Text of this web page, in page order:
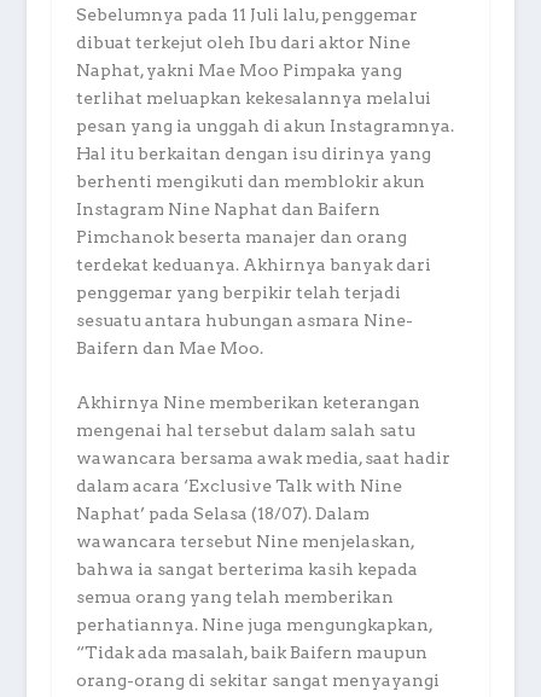
Sebelumnya pada 11 Juli lalu, penggemar
dibuat terkejut oleh Ibu dari aktor Nine
Naphat, yakni Mae Moo Pimpaka yang
terlihat meluapkan kekesalannya melalui
pesan yang ia unggah di akun Instagramnya.
Hal itu berkaitan dengan isu dirinya yang
berhenti mengikuti dan memblokir akun
Instagram Nine Naphat dan Baifern
Pimchanok beserta manajer dan orang
terdekat keduanya. Akhirnya banyak dari
penggemar yang berpikir telah terjadi
sesuatu antara hubungan asmara Nine-
Baifern dan Mae Moo.
Akhirnya Nine memberikan keterangan
mengenai hal tersebut dalam salah satu
wawancara bersama awak media, saat hadir
dalam acara ‘Exclusive Talk with Nine
Naphat’ pada Selasa (18/07). Dalam
wawancara tersebut Nine menjelaskan,
bahwa ia sangat berterima kasih kepada
semua orang yang telah memberikan
perhatiannya. Nine juga mengungkapkan,
“Tidak ada masalah, baik Baifern maupun
orang-orang di sekitar sangat menyayangi